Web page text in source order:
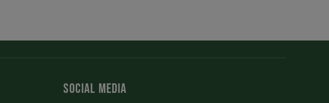
Social media